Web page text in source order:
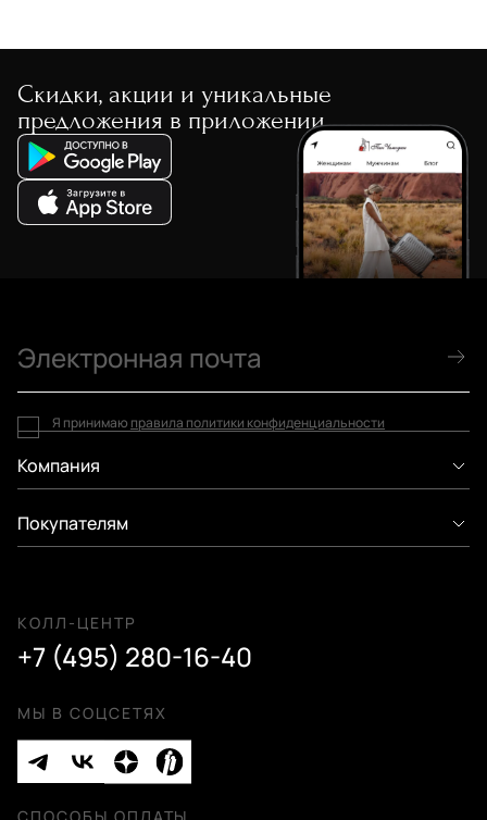
Скидки, акции и уникальные
предложения в приложении
Компания
Покупателям
КОЛЛ-ЦЕНТР
+7 (495) 280-16-40
МЫ В СОЦСЕТЯХ
Я принимаю правила политики конфиденциальности